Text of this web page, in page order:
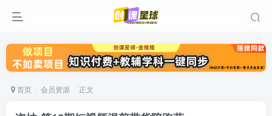
首页 会员资源 正文